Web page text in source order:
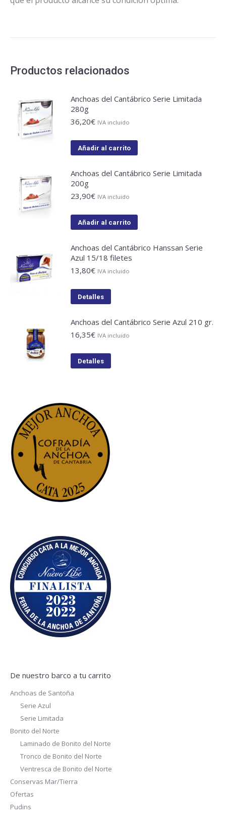
Productos relacionados
Anchoas del Cantábrico Serie Limitada
280g
36,20€ IVA incluido
Añadir al carrito
Anchoas del Cantábrico Serie Limitada
200g
23,90€ IVA incluido
Añadir al carrito
Anchoas del Cantábrico Hanssan Serie
Azul 15/18 filetes
13,80€ IVA incluido
Detalles
Anchoas del Cantábrico Serie Azul 210 gr.
16,35€ IVA incluido
Detalles
De nuestro barco a tu carrito
Anchoas de Santoña
Serie Azul
Serie Limitada
Bonito del Norte
Laminado de Bonito del Norte
Tronco de Bonito del Norte
Ventresca de Bonito del Norte
Conservas Mar/Tierra
Ofertas
Pudins